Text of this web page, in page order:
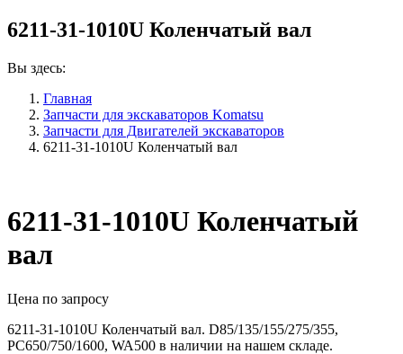
6211-31-1010U Коленчатый вал
Вы здесь:
Главная
Запчасти для экскаваторов Komatsu
Запчасти для Двигателей экскаваторов
6211-31-1010U Коленчатый вал
6211-31-1010U Коленчатый
вал
Цена по запросу
6211-31-1010U Коленчатый вал. D85/135/155/275/355,
PC650/750/1600, WA500 в наличии на нашем складе.